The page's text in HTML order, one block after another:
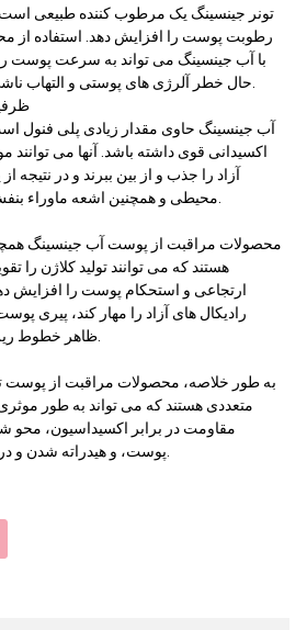
تونر جینسینگ یک مرطوب کننده طبیعی است
رطوبت پوست را افزایش دهد. استفاده از
با آب جینسینگ می تواند به سرعت پوست
2-
آب جینسینگ حاوی مقدار زیادی پلی فنول
اکسیدانی قوی داشته باشد. آنها می توانند
آزاد را جذب و از بین ببرند و در نتیجه
محصولات مراقبت از پوست آب جینسینگ
هستند که می توانند تولید کلاژن را
ارتجاعی و استحکام پوست را افزایش
رادیکال های آزاد را مهار کند، پیری
ظاهر خطوط ریز و چین و چروک کمک کند.
به طور خلاصه، محصولات مراقبت از پوست
متعددی هستند که می تواند به طور
مقاومت در برابر اکسیداسیون، محو